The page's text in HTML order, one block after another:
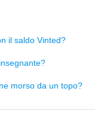
il saldo Vinted?
morso da un topo?